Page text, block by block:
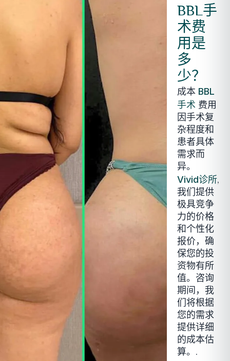
BBL手
术费
用是
多
少？
成本 BBL
手术 费用
因手术复
杂程度和
患者具体
需求而
异。
Vivid诊所,
我们提供
极具竞争
力的价格
和个性化
报价，确
保您的投
资物有所
值。咨询
期间，我
们将根据
您的需求
提供详细
的成本估
算。.